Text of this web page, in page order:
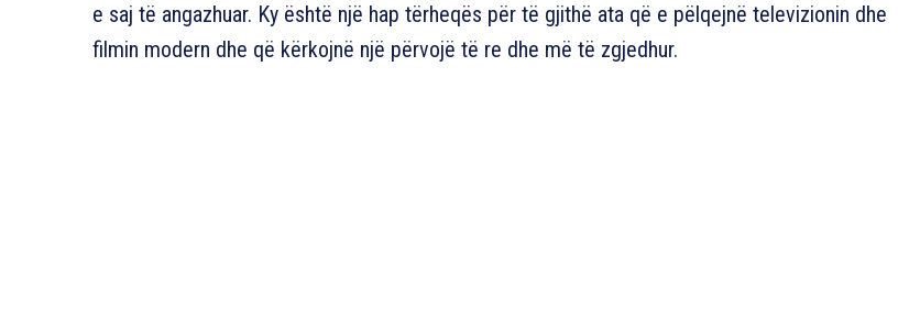
e saj të angazhuar. Ky është një hap tërheqës për të gjithë ata që e pëlqejnë televizionin dhe
filmin modern dhe që kërkojnë një përvojë të re dhe më të zgjedhur.